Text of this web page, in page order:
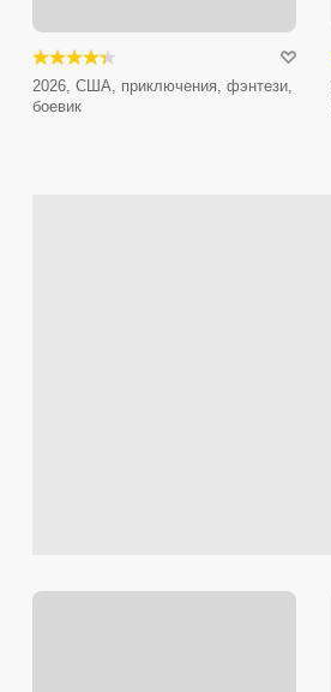
2026, США, приключения, фэнтези,
боевик